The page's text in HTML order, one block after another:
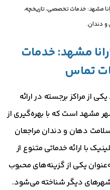
مشهد: خدمات تخصصی، تاریخچه،
دندان.
مشهد: خدمات
تماس
یکی از مراکز برجسته در ارائه
مشهد است که با بهره‌گیری از
دهان و دندان مراجعان
با ارائه خدماتی متنوع از
یکی از گزینه‌های محبوب
شهرهای دیگر شناخته می‌شود.